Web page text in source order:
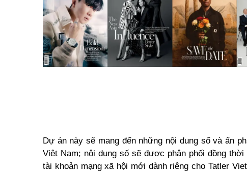
Dự án này sẽ mang đến những nội dung số và ấn
Việt Nam; nội dung số sẽ được phân phối đồng
tài khoản mạng xã hội mới dành riêng cho Tatler